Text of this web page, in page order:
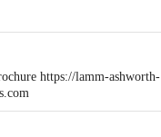
https://lamm-ashworth-